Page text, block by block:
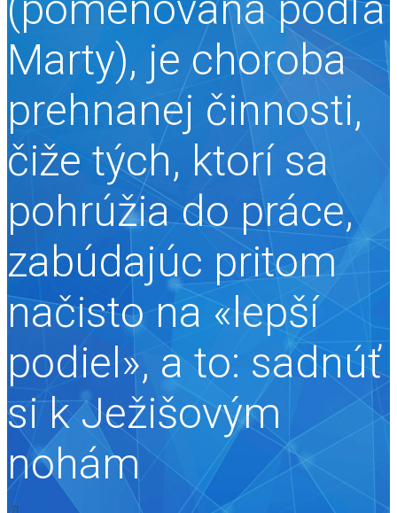
Marty), je choroba
prehnanej činnosti,
čiže tých, ktorí sa
pohrúžia do práce,
zabúdajúc pritom
načisto na «lepší
podiel», a to: sadnúť
si k Ježišovým
nohám